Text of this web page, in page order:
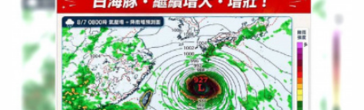
員列席，針對油品異常原因、改善措施及防止再發進行報告
與討論。由於會議時間比衛福部7月4日相關會議更早一天，
也讓盧秀燕先前質疑中央讓業者與會、甚至喊出「距離抓到
門神只差一步」的說法，被認為是「雙重標準」，再掀政治
攻防。對於公文曝光，政治工作者周軒表示，取得台中市府
內部會議紀錄，內容顯示余凌冲早在7月3日便已進入台中市